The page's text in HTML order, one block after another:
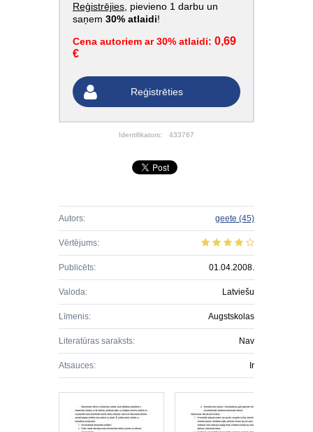
Reģistrējies , pievieno 1 darbu un
saņem 30% atlaidi!
Cena autoriem ar 30% atlaidi: 0,69
€
Reģistrēties
Identifikators: 433767
Autors: geete (45)
Vērtējums:
Publicēts: 01.04.2008.
Valoda: Latviešu
Līmenis: Augstskolas
Literatūras saraksts: Nav
Atsauces: Ir